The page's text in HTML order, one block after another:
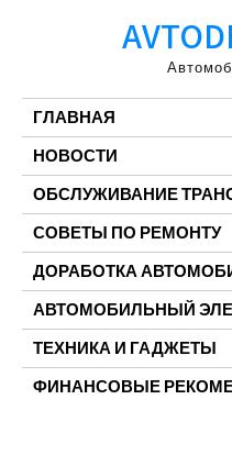
ГЛАВНАЯ
НОВОСТИ
ОБСЛУЖИВАНИЕ
СОВЕТЫ ПО РЕМОНТУ
ДОРАБОТКА
АВТОМОБИЛЬНЫЙ
ТЕХНИКА И ГАДЖЕТЫ
ФИНАНСОВЫЕ